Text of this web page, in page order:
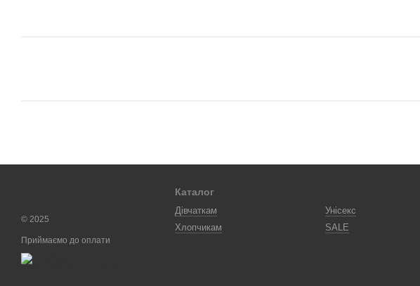
© 2025
Приймаємо до оплати
Каталог
Дівчаткам
Хлопчикам
Унісекс
SALE